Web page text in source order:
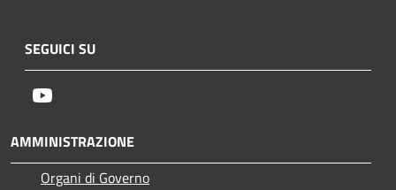
SEGUICI SU
AMMINISTRAZIONE
Organi di Governo